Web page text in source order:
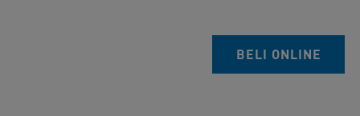
BELI ONLINE​